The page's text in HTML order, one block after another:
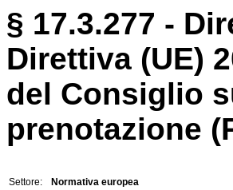
§ 17.3.277 -
Direttiva (UE)
del Consiglio
prenotazione
Settore:
Normativa europea